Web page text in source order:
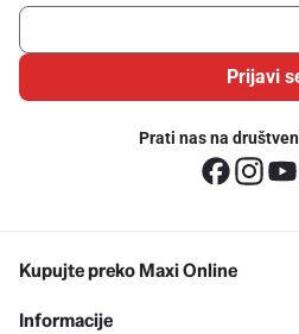
Prijavi
Prati nas na
Kupujte preko Maxi Online
Informacije